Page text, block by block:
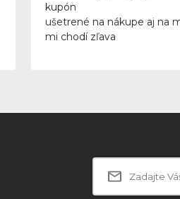
kupón
ušetrené na nákupe aj na
mi chodí zľava